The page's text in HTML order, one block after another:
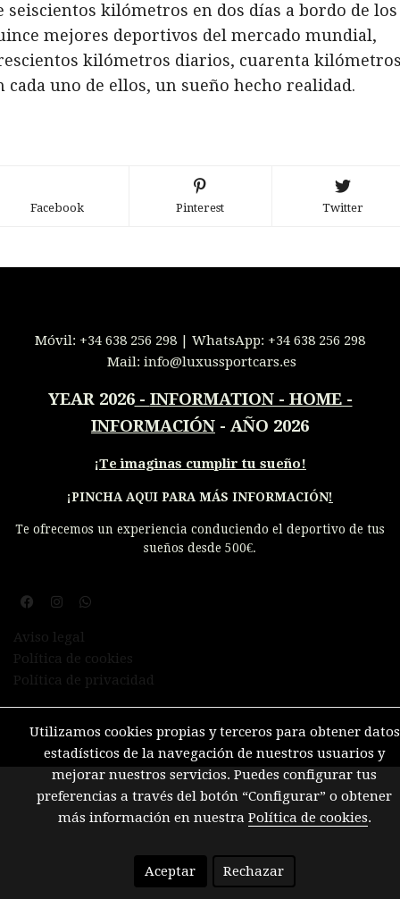
seiscientos kilómetros en dos días a bordo de los
mejores deportivos del mercado mundial,
kilómetros diarios, cuarenta
cada uno de ellos, un sueño hecho realidad.
Facebook Pinterest Twitter
Móvil: +34 638 256 298 | WhatsApp: +34 638 256 298
Mail: info@luxussportcars.es
YEAR 2026- INFORMATION - HOME -
INFORMACIÓN - AÑO 2026
¡Te imaginas cumplir tu sueño!
¡PINCHA AQUI PARA MÁS INFORMACIÓN!
Te ofrecemos un experiencia conduciendo el deportivo de tus
sueños desde 500€.
Aviso legal
Política de cookies
Política de privacidad
Utilizamos cookies propias y terceros para obtener datos
estadísticos de la navegación de nuestros usuarios y
mejorar nuestros servicios. Puedes configurar tus
preferencias a través del botón “Configurar” o obtener
más información en nuestra Política de cookies.
Aceptar Rechazar